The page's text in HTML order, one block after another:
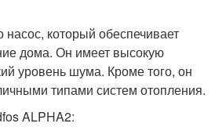
который обеспечивает
дома. Он имеет высокую
уровень шума. Кроме того, он
типами систем отопления.
ALPHA2: